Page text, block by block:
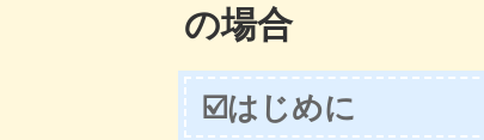
の場合
☑️はじめに